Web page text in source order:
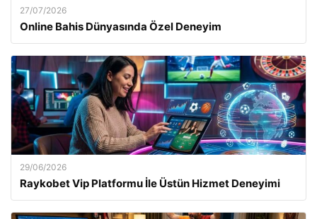
27/07/2026
Online Bahis Dünyasında Özel Deneyim
29/06/2026
Raykobet Vip Platformu İle Üstün Hizmet Deneyimi